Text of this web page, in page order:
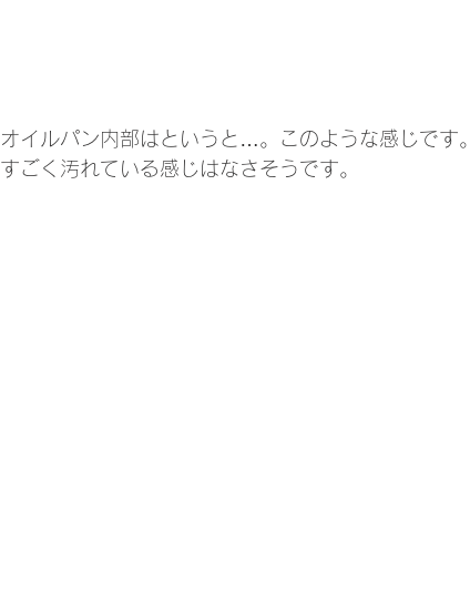
オイルパン内部はというと…。このような感じです。
すごく汚れている感じはなさそうです。